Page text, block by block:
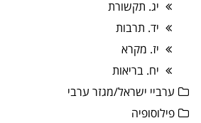
יג. תקשורת
יד. תרבות
יז. מקרא
יח. בריאות
ערביי ישראל/מגזר ערבי
פילוסופיה